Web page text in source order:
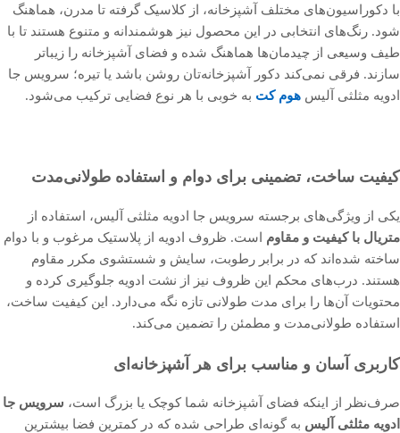
با دکوراسیون‌های مختلف آشپزخانه، از کلاسیک گرفته تا مدرن، هماهنگ
شود. رنگ‌های انتخابی در این محصول نیز هوشمندانه و متنوع هستند تا با
طیف وسیعی از چیدمان‌ها هماهنگ شده و فضای آشپزخانه را زیباتر
سازند. فرقی نمی‌کند دکور آشپزخانه‌تان روشن باشد یا تیره؛ سرویس جا
ادویه مثلثی آلیس هوم کت به خوبی با هر نوع فضایی ترکیب می‌شود.
کیفیت ساخت، تضمینی برای دوام و استفاده طولانی‌مدت
یکی از ویژگی‌های برجسته سرویس جا ادویه مثلثی آلیس، استفاده از
متریال با کیفیت و مقاوم است. ظروف ادویه از پلاستیک مرغوب و با دوام
ساخته شده‌اند که در برابر رطوبت، سایش و شستشوی مکرر مقاوم
هستند. درب‌های محکم این ظروف نیز از نشت ادویه جلوگیری کرده و
محتویات آن‌ها را برای مدت طولانی تازه نگه می‌دارد. این کیفیت ساخت،
استفاده طولانی‌مدت و مطمئن را تضمین می‌کند.
کاربری آسان و مناسب برای هر آشپزخانه‌ای
صرف‌نظر از اینکه فضای آشپزخانه شما کوچک یا بزرگ است، سرویس جا
ادویه مثلثی آلیس به گونه‌ای طراحی شده که در کمترین فضا بیشترین